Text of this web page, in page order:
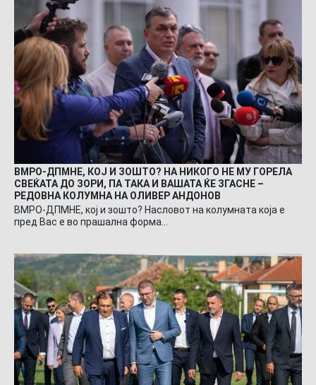
ВМРО-ДПМНЕ, КОЈ И ЗОШТО? НА НИКОГО НЕ МУ ГОРЕЛА
СВЕЌАТА ДО ЗОРИ, ПА ТАКА И ВАШАТА ЌЕ ЗГАСНЕ –
РЕДОВНА КОЛУМНА НА ОЛИВЕР АНДОНОВ
ВМРО-ДПМНЕ, кој и зошто? Насловот на колумната која е
пред Вас е во прашална форма…